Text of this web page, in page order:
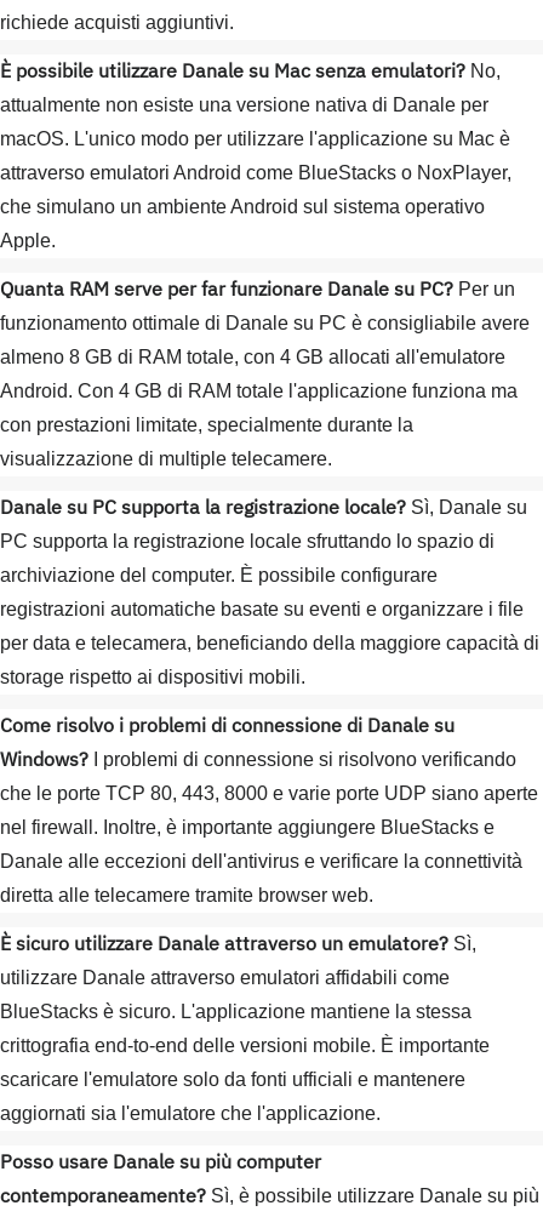
richiede acquisti aggiuntivi.
È possibile utilizzare Danale su Mac senza emulatori? No,
attualmente non esiste una versione nativa di Danale per
macOS. L'unico modo per utilizzare l'applicazione su Mac è
attraverso emulatori Android come BlueStacks o NoxPlayer,
che simulano un ambiente Android sul sistema operativo
Apple.
Quanta RAM serve per far funzionare Danale su PC? Per un
funzionamento ottimale di Danale su PC è consigliabile avere
almeno 8 GB di RAM totale, con 4 GB allocati all'emulatore
Android. Con 4 GB di RAM totale l'applicazione funziona ma
con prestazioni limitate, specialmente durante la
visualizzazione di multiple telecamere.
Danale su PC supporta la registrazione locale? Sì, Danale su
PC supporta la registrazione locale sfruttando lo spazio di
archiviazione del computer. È possibile configurare
registrazioni automatiche basate su eventi e organizzare i file
per data e telecamera, beneficiando della maggiore capacità di
storage rispetto ai dispositivi mobili.
Come risolvo i problemi di connessione di Danale su
Windows? I problemi di connessione si risolvono verificando
che le porte TCP 80, 443, 8000 e varie porte UDP siano aperte
nel firewall. Inoltre, è importante aggiungere BlueStacks e
Danale alle eccezioni dell'antivirus e verificare la connettività
diretta alle telecamere tramite browser web.
È sicuro utilizzare Danale attraverso un emulatore? Sì,
utilizzare Danale attraverso emulatori affidabili come
BlueStacks è sicuro. L'applicazione mantiene la stessa
crittografia end-to-end delle versioni mobile. È importante
scaricare l'emulatore solo da fonti ufficiali e mantenere
aggiornati sia l'emulatore che l'applicazione.
Posso usare Danale su più computer
contemporaneamente? Sì, è possibile utilizzare Danale su più